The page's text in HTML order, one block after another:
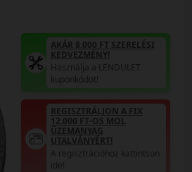
AKÁR 8.000 FT SZERELÉSI
KEDVEZMÉNY!
Használja a LENDÜLET
kuponkódot!
REGISZTRÁLJON A FIX
12.000 FT-OS MOL
ÜZEMANYAG
UTALVÁNYÉRT!
A regisztrációhoz kattintson
ide!